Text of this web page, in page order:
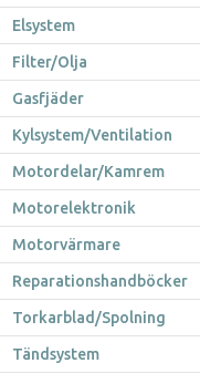
Elsystem
Filter/Olja
Gasfjäder
Kylsystem/Ventilation
Motordelar/Kamrem
Motorelektronik
Motorvärmare
Reparationshandböcker
Torkarblad/Spolning
Tändsystem